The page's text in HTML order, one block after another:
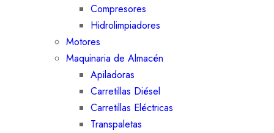
Compresores
Hidrolimpiadores
Motores
Maquinaria de Almacén
Apiladoras
Carretillas Diésel
Carretillas Eléctricas
Transpaletas